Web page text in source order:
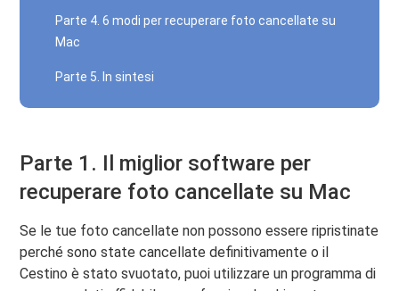
Parte 4. 6 modi per recuperare foto cancellate su
Mac
Parte 5. In sintesi
Parte 1. Il miglior software per
recuperare foto cancellate su Mac
Se le tue foto cancellate non possono essere ripristinate
perché sono state cancellate definitivamente o il
Cestino è stato svuotato, puoi utilizzare un programma di